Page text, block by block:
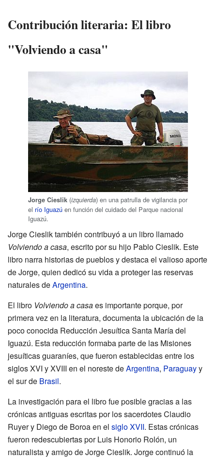
Contribución literaria: El libro
"Volviendo a casa"
Jorge Cieslik (izquierda) en una patrulla de vigilancia por
el río Iguazú en función del cuidado del Parque nacional
Iguazú.
Jorge Cieslik también contribuyó a un libro llamado
Volviendo a casa, escrito por su hijo Pablo Cieslik. Este
libro narra historias de pueblos y destaca el valioso aporte
de Jorge, quien dedicó su vida a proteger las reservas
naturales deArgentina.
El libro Volviendo a casaes importante porque, por
primera vez en la literatura, documenta la ubicación de la
poco conocida Reducción Jesuítica Santa María del
Iguazú. Esta reducción formaba parte de las Misiones
jesuíticas guaraníes, que fueron establecidas entre los
siglos XVI y XVIII en el noreste deArgentina, Paraguayy
el sur de Brasil.
La investigación para el libro fue posible gracias a las
crónicas antiguas escritas por los sacerdotes Claudio
Ruyer y Diego de Boroa en el siglo XVII. Estas crónicas
fueron redescubiertas por Luis Honorio Rolón, un
naturalista y amigo de Jorge Cieslik. Jorge continuó la